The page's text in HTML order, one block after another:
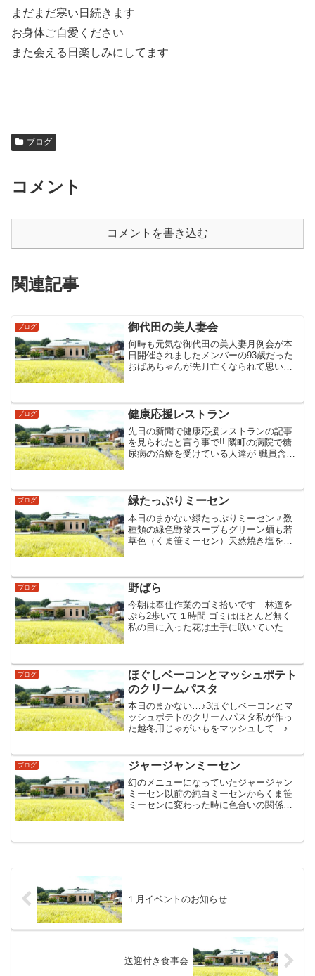
まだまだ寒い日続きます
お身体ご自愛ください
また会える日楽しみにしてます
ブログ
コメント
コメントを書き込む
関連記事
ブログ 御代田の美人妻会
何時も元気な御代田の美人妻月例会が本
日開催されましたメンバーの93歳だった
おばあちゃんが先月亡くなられて思い出
石焼きステーキ!!今日もパワー頂きまし
た‐自家製生ハム...
ブログ 健康応援レストラン
先日の新聞で健康応援レストランの記事
を見られたと言う事で!! 隣町の病院で糖
尿病の治療を受けている人達が 職員含め
生野菜サラダ‐佐久鯉唐揚げ甘酢餡掛け...
ブログ 緑たっぷりミーセン
本日のまかない緑たっぷりミーセン〃数
種類の緑色野菜スープもグリーン麺も若
草色（くま笹ミーセン）天然焼き塩を使
りもいいかも…♪♪...
ブログ 野ばら
今朝は奉仕作業のゴミ拾いです 林道を
ぷら2歩いて１時間 ゴミはほとんど無く
私の目に入った花は土手に咲いていた野
ブログ
ほぐしベーコンとマッシュポテト
のクリームパスタ
本日のまかない…♪3ほぐしベーコンとマ
ッシュポテトのクリームパスタ私が作っ
た越冬用じゃがいもをマッシュして…♪5
ブログ ジャージャンミーセン
幻のメニューになっていたジャージャン
ミーセン以前の純白ミーセンからくま笹
ミーセンに変わった時に色合いの関係で
１月イベントのお知らせ
送迎付き食事会